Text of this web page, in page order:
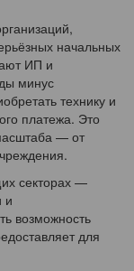
начальных
ИП и
минус
технику и
платежа. Это
— от
секторах —
и
возможность
для